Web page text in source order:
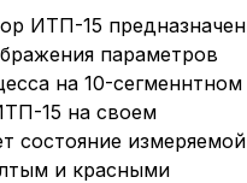
ИТП-15 предназначен
параметров
на 10-сегменнтном
15 на своем
состояние измеряемой
и красными